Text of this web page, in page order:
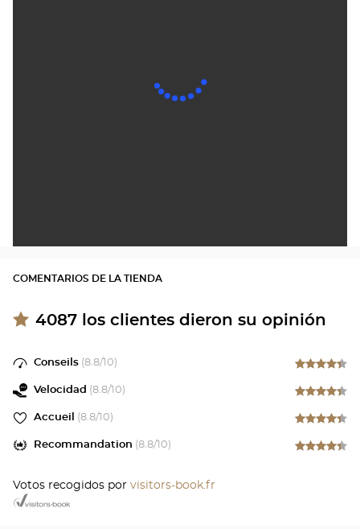
COMENTARIOS DE LA TIENDA
4087 los clientes dieron su opinión
Conseils (8.8/10)
Velocidad (8.8/10)
Accueil (8.8/10)
Recommandation (8.8/10)
Votos recogidos por visitors-book.fr